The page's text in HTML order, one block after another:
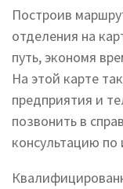
Построив
отделения на
путь, экономя
На этой карте
предприятия и
позвонить в
консультацию